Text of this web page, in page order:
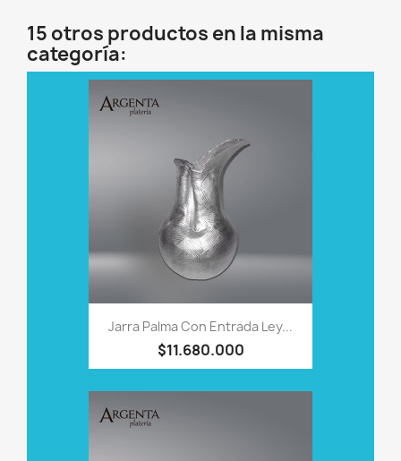
15 otros productos en la misma
categoría:
Jarra Palma Con Entrada Ley...
$11.680.000